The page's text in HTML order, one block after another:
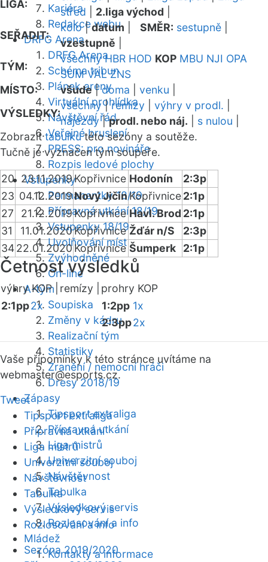
Kariéra
Redakce webu
DRFG Arena
DRFG Arena
Schéma tribun
Plánek areny
Virtuální prohlídka
Návštěvní řád
Veřejné bruslení
PRESS: pro novináře
Rozpis ledové plochy
Vstupenky
Permanentky 18/19
Přípravná utkání 18/19
Vstupenky 18/19
Uvolňování míst
Zvýhodněné
On-line
A-tým
Soupiska
Změny v kádru
Realizační tým
Statistiky
Zranění / nemocní hráči
Dresy 2018/19
Zápasy
Tipsport extraliga
Přípravná utkání
Liga mistrů
Univerzitní souboj
Návštěvnost
Tabulka
Výsledkový servis
Rozlosování a info
Mládež
Kontakty a informace
LIGA:
střed
2.liga východ
SEŘADIT:
kolo|datum SMĚR: sestupně
vzestupně
TÝM:
všechny HBR HOD KOP MBU NJI OPA
SUM VAL ZNS
MÍSTO:
všude|doma venku
VÝSLEDKY:
všechny|remízy výhry v prodl.
nájezdy|prodl. nebo náj. s nulou
Zobrazittabulkutéto sezóny a soutěže.
Tučně je vyznačen tým soupeře.
20 23.11.2019Kopřivnice Hodonín
2:3p
23 04.12.2019Nový JičínKopřivnice2:1p
27
21.12.2019Kopřivnice Havl. Brod 2:1p
31
11.01.2020Kopřivnice Žďár n/S
2:3p
3422.01.2020Kopřivnice Šumperk 2:1p
Četnost výsledků
výhry KOP | remízy |
prohry KOP
2:1pp2x 1:2pp 1x
2:3pp2x
Vaše připomínky k této stránce uvítáme na
webmaster@esports.cz.
Tweet
Tipsport extraliga
Přípravná utkání
Liga mistrů
Univerzitní souboj
Návštěvnost
Tabulka
Výsledkový servis
Rozlosování a info
Sezóna 2019/2020